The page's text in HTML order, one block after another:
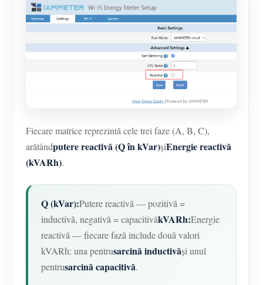
Fiecare matrice reprezintă cele trei faze (A, B, C),
arătândputere reactivă (Q în kVar)șiEnergie reactivă
(kVARh).
Q (kVar):Putere reactivă — pozitivă =
inductivă, negativă = capacitivăkVARh:Energie
reactivă — fiecare fază include două valori
kVARh: una pentrusarcină inductivăși unul
pentrusarcină capacitivă.